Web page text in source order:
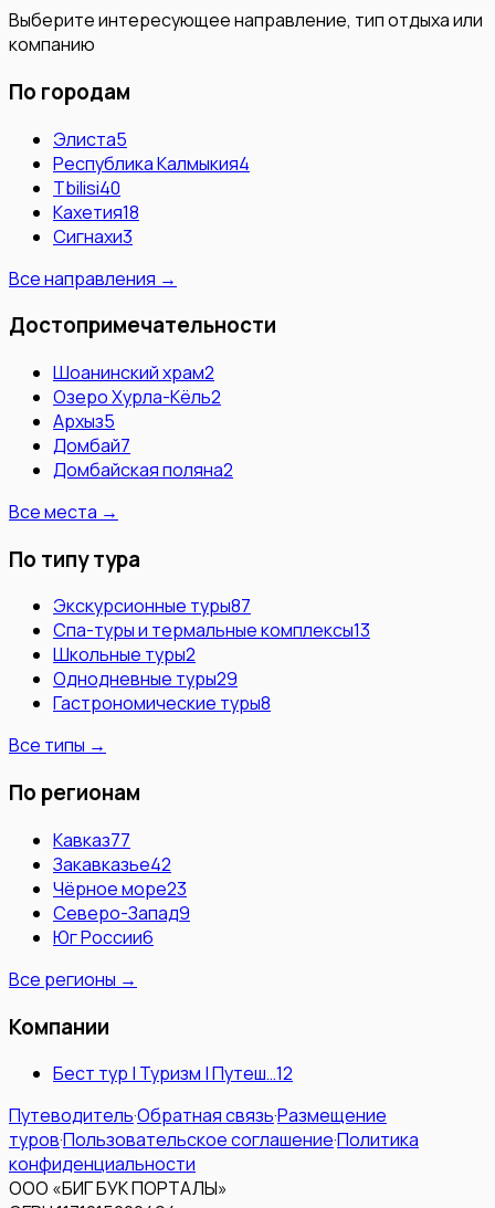
Выберите интересующее направление, тип отдыха или
компанию
По городам
Элиста5
Республика Калмыкия4
Tbilisi40
Кахетия18
Сигнахи3
Все направления →
Достопримечательности
Шоанинский храм2
Озеро Хурла-Кёль2
Архыз5
Домбай7
Домбайская поляна2
Все места →
По типу тура
Экскурсионные туры87
Спа-туры и термальные комплексы13
Школьные туры2
Однодневные туры29
Гастрономические туры8
Все типы →
По регионам
Кавказ77
Закавказье42
Чёрное море23
Северо-Запад9
Юг России6
Все регионы →
Компании
Бест тур | Туризм | Путеш…12
Путеводитель·Обратная связь·Размещение
туров·Пользовательское соглашение·Политика
конфиденциальности
ООО «БИГ БУК ПОРТАЛЫ»